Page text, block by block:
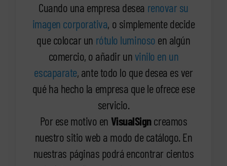
Cuando una empresa desea renovar su
imagen corporativa, o simplemente decide
que colocar un rótulo luminoso en algún
comercio, o añadir unvinilo en un
escaparate, ante todo lo que desea es ver
qué ha hecho la empresa que le ofrece ese
servicio.
Por ese motivo en VisualSigncreamos
nuestro sitio web a modo de catálogo. En
nuestras páginas podrá encontrar cientos